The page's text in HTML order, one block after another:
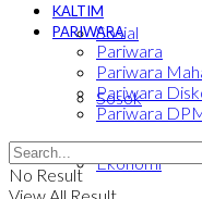
Sosial
Sosok
Ekonomi
KALTIM
PARIWARA
Pariwara
Pariwara
Pariwara
Pariwara
No Result